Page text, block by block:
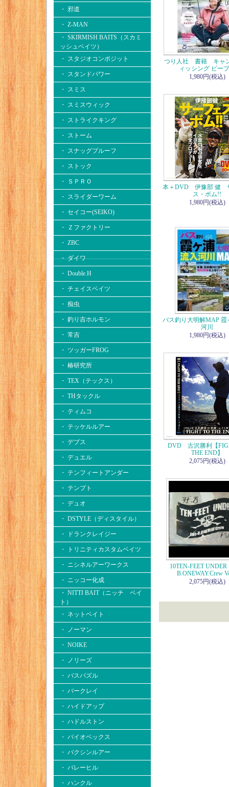
・ 邪道
・ Z-MAN
・ SKIRMISH BAITS（スカミ
ッシュベイツ）
・ スタジオコンポジット
・ スタンドパワー
・ スミス
・ スミスウィック
・ ストライクキング
・ ストーム
・ スナッグプルーフ
・ ストック
・ ＳＰＲＯ
・ スライダーワーム
・ セイコー(SEIKO)
・ Ｚファクトリー
・ ZBC
・ ダイワ
・ Double.H
・ チェイスベイツ
・ 痴虫
・ 釣り吉ホルモン
・ 常吉
・ ツッガーFROG
・ 椿研究所
・ TEX（テックス）
・ THタックル
・ ティムコ
・ テッケルルアー
・ デプス
・ デュエル
・ テンフィートアンダー
・ テンプト
・ デュオ
・ DSTYLE（ディスタイル）
・ ドランクレイジー
・ トリニティカスタムベイツ
・ ニシネルアーワークス
・ ニッコー化成
・ NITTI BAIT（ニッチ ベイ
ト）
・ ネットベイト
・ ノーマン
・ NOIKE
・ ノリーズ
・ バスパズル
・ バークレイ
・ ハイドアップ
・ ハドルストン
・ バイオベックス
・ バクシンルアー
・ バレーヒル
・ ハンクル
つり人社 書籍 キャ
ィッシング ピー
1,980円(税込)
本＋DVD 伊豫部 健
ス・ボム!!
1,980円(税込)
バス釣り大明解MAP 霞
河川
1,980円(税込)
DVD 古沢勝利【
THE END】
2,075円(税込)
10TEN-FEET
B.ONEWAY.Crew
2,075円(税込)